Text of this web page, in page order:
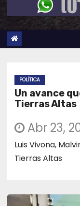
POLÍTICA
Un avance
Tierras Altas
Abr 23,
Luis Vivona,
Tierras Altas